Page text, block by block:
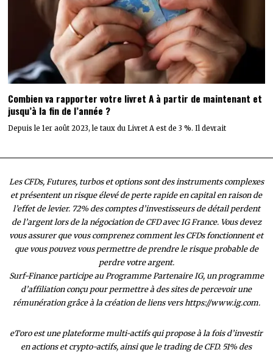
Combien va rapporter votre livret A à partir de maintenant et
jusqu’à la fin de l’année ?
Depuis le 1er août 2023, le taux du Livret A est de 3 %. Il devrait
Les CFDs, Futures, turbos et options sont des instruments complexes
et présentent un risque élevé de perte rapide en capital en raison de
l’effet de levier. 72% des comptes d’investisseurs de détail perdent
de l’argent lors de la négociation de CFD avec IG France. Vous devez
vous assurer que vous comprenez comment les CFDs fonctionnent et
que vous pouvez vous permettre de prendre le risque probable de
perdre votre argent.
Surf-Finance participe au Programme Partenaire IG, un programme
d’affiliation conçu pour permettre à des sites de percevoir une
rémunération grâce à la création de liens vers https://www.ig.com.
eToro est une plateforme multi-actifs qui propose à la fois d’investir
en actions et crypto-actifs, ainsi que le trading de CFD. 51% des